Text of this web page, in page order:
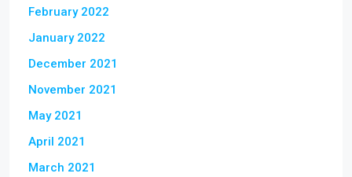
February 2022
January 2022
December 2021
November 2021
May 2021
April 2021
March 2021